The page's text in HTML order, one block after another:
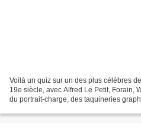
Voilà un quiz sur un des plus célèbres
19e siècle, avec Alfred Le Petit, Forain,
du portrait-charge, des taquineries